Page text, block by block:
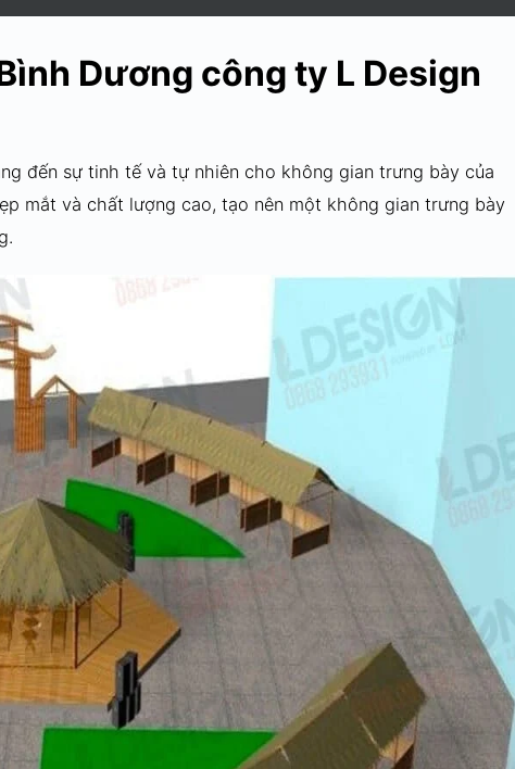
Dương công ty L Design
đến sự tinh tế và tự nhiên cho không gian trưng bày của
mắt và chất lượng cao, tạo nên một không gian trưng bày